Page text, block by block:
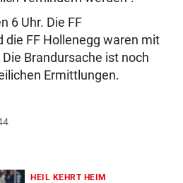
6 Uhr. Die FF
die FF Hollenegg waren mit
Brandursache ist noch
Ermittlungen.
HEIL KEHRT HEIM